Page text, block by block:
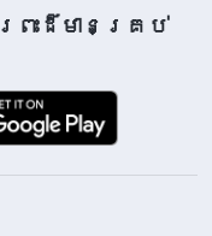
ះដ៏មានគ្រប់